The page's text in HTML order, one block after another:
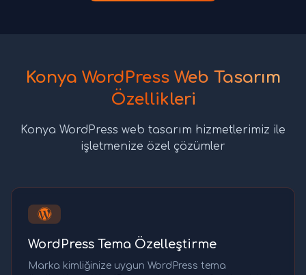
Konya WordPress Web Tasarım
Özellikleri
Konya WordPress web tasarım hizmetlerimiz ile
işletmenize özel çözümler
WordPress Tema Özelleştirme
Marka kimliğinize uygun WordPress tema